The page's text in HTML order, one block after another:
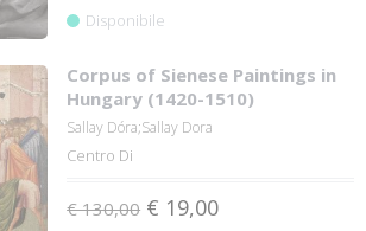
Disponibile
Corpus of Sienese Paintings in
Hungary (1420-1510)
Sallay Dóra;Sallay Dora
Centro Di
€ 130,00 € 19,00